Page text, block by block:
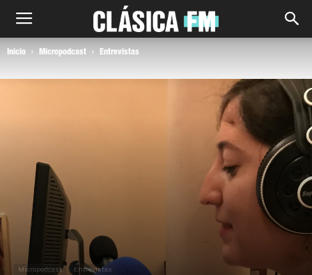
Inicio Micropodcast Entrevistas
Micropodcast Entrevistas